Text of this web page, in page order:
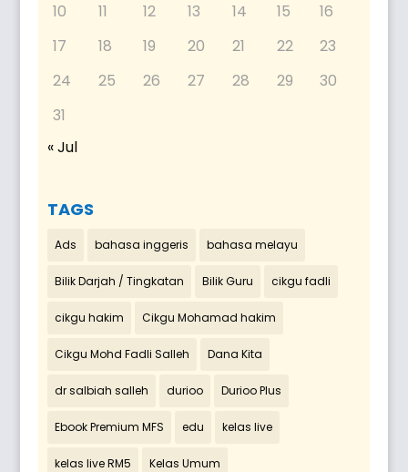
10
11 12 13 14 15
16
17
18 19 20 21 22
23
24
25 26 27 28 29
30
31
« Jul
TAGS
Ads bahasa inggeris bahasa melayu
Bilik Darjah / Tingkatan Bilik Guru cikgu fadli
cikgu hakim Cikgu Mohamad hakim
Cikgu Mohd Fadli Salleh Dana Kita
dr salbiah salleh durioo Durioo Plus
Ebook Premium MFS edu kelas live
kelas live RM5 Kelas Umum